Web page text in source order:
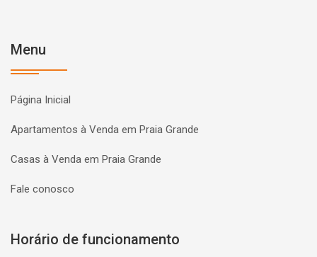
Menu
Página Inicial
Apartamentos à Venda em Praia Grande
Casas à Venda em Praia Grande
Fale conosco
Horário de funcionamento